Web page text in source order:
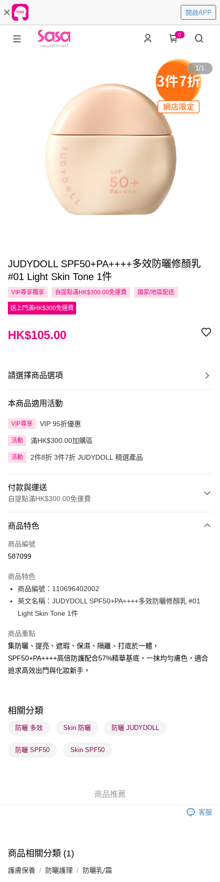
開啟APP
0
1/1
JUDYDOLL SPF50+PA++++多效防曬修顏乳
#01 Light Skin Tone 1件
VIP尊享獨享 自提點滿HK$300.00免運費 國家/地區配送
送上門滿HK$300免運費
HK$105.00
請選擇商品選項
本商品適用活動
VIP尊享 VIP 95折優惠
活動 滿HK$300.00加購區
活動 2件8折 3件7折 JUDYDOLL 精選產品
付款與運送
自提點滿HK$300.00免運費
信用卡
Apple Pay
PayMe
WeChat Pay
送貨方式
順豐自助櫃 - 確認發貨後1-3個工作天送達
每筆HK$65.00，滿HK$300.00或以上免運費
每筆HK$65.00，滿HK$300.00或以上免運費
確認發貨後1-3 工作天送達，訂單將隨機分配至SF順豐速運或京東
每筆HK$65.00，滿HK$300.00或以上免運費
每筆HK$20.00，滿HK$100.00或以上免運費
(澳門門市) 只顯示可選門市。確認發貨後2-5個工作天到店，3天內
澳門地區配送 - 確認發貨後1-4個工作天送達
商品特色
商品編號
587099
商品特色
商品編號：110696402002
英文名稱：JUDYDOLL SPF50+PA++++多效防曬修顏乳 #01
Light Skin Tone 1件
商品重點
集防曬、提亮、遮瑕、保濕、隔離、打底於一體，
SPF50+PA++++高倍防護配合57%精華基底，一抹均勻膚色，適合
追求高效出門與化妝新手。
相關分類
防曬 多效 Skin 防曬 防曬 JUDYDOLL
防曬 SPF50 Skin SPF50
商品推薦
客服
商品相關分類 (1)
護膚保養 防曬護理 防曬乳/霜